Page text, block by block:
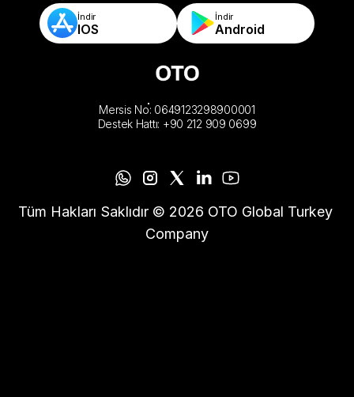
İndir
IOS
İndir
Android
Mersis No: 0649123298900001
Destek Hattı: +90 212 909 0699
Tüm Hakları Saklıdır © 2026 OTO Global Turkey
Company